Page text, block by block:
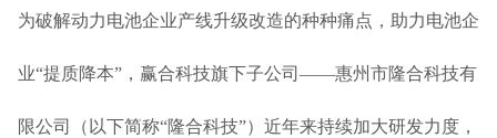
为破解动力电池企业产线升级改造的种种痛点，助力电池企
业“提质降本”，赢合科技旗下子公司——惠州市隆合科技有
限公司（以下简称“隆合科技”）近年来持续加大研发力度，